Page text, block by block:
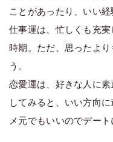
ことがあったり、いい経
仕事運は、忙しくも充
時期。ただ、思ったよ
う。
恋愛運は、好きな人に
してみると、いい方向
メ元でもいいのでデート